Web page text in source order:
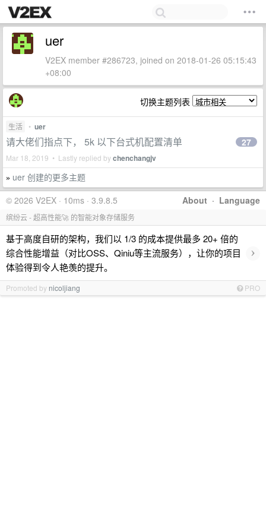
uer
V2EX member #286723, joined on 2018-01-26 05:15:43
+08:00
切换主题列表
生活 • uer
请大佬们指点下， 5k 以下台式机配置清单
Mar 18, 2019 • Lastly replied bychenchangjv
27
» uer 创建的更多主题
About · Language
© 2026 V2EX · 10ms · 3.9.8.5
缤纷云 - 超高性能🚀 的智能对象存储服务
基于高度自研的架构，我们以 1/3 的成本提供最多 20+ 倍的
综合性能增益（对比OSS、Qiniu等主流服务），让你的项目
体验得到令人艳羡的提升。
›
Promoted by nicoljiang PRO